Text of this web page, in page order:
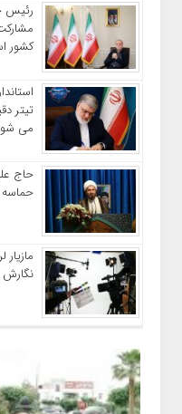
رئیس
کشور
تیتر
می
حاج‌